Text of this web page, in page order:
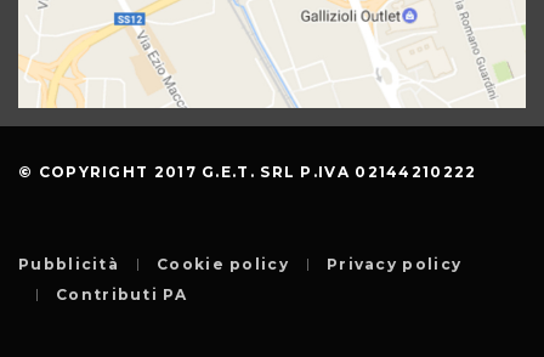
© COPYRIGHT 2017 G.E.T. SRL P.IVA 02144210222
Pubblicità Cookie policy
Privacy policy
Contributi PA